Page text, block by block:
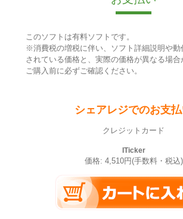
このソフトは有料ソフトです。
※消費税の増税に伴い、ソフト詳細説明や動
されている価格と、実際の価格が異なる場合
ご購入前に必ずご確認ください。
シェアレジでのお支
クレジットカード
ITicker
価格: 4,510円(手数料・税込)